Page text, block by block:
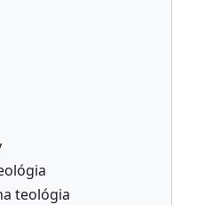
teológia